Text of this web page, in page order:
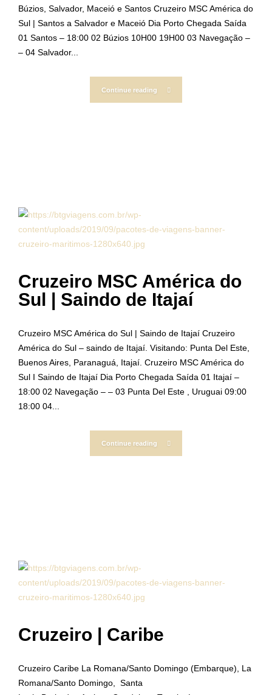
Búzios, Salvador, Maceió e Santos Cruzeiro MSC América do
Sul | Santos a Salvador e Maceió Dia Porto Chegada Saída
01 Santos – 18:00 02 Búzios 10H00 19H00 03 Navegação –
– 04 Salvador...
Continue reading
Cruzeiro MSC América do
Sul | Saindo de Itajaí
Cruzeiro MSC América do Sul | Saindo de Itajaí Cruzeiro
América do Sul – saindo de Itajaí. Visitando: Punta Del Este,
Buenos Aires, Paranaguá, Itajaí. Cruzeiro MSC América do
Sul I Saindo de Itajaí Dia Porto Chegada Saída 01 Itajaí –
18:00 02 Navegação – – 03 Punta Del Este , Uruguai 09:00
18:00 04...
Continue reading
Cruzeiro | Caribe
Cruzeiro Caribe La Romana/Santo Domingo (Embarque), La
Romana/Santo Domingo, Santa